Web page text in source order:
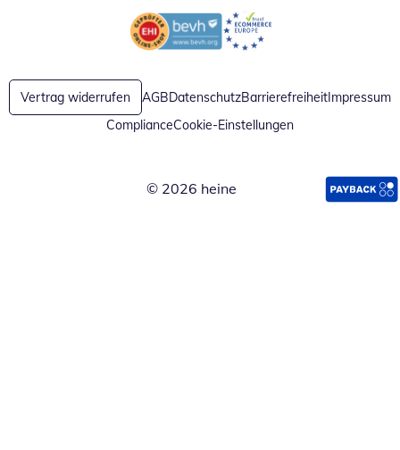
Öffnet in neuem FensterÖffnet in neuem Fenster
Vertrag widerrufen AGBDatenschutzBarrierefreiheitImpressum
ComplianceCookie-Einstellungen
© 2026 heine